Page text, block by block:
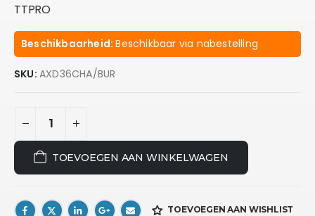
TTPRO
Beschikbaarheid:Beschikbaar via nabestelling
SKU: AXD36CHA/BUR
TOEVOEGEN AAN WINKELWAGEN
TOEVOEGEN AAN WISHLIST